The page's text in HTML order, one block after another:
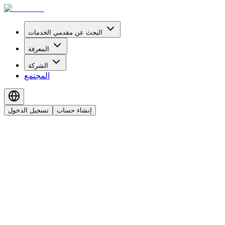
البحث عن مقدمي الخدمات
المعرفة
الشركة
المجتمع
تسجيل الدخول إنشاء حساب